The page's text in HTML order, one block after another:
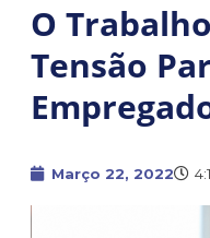
O
Tensão
Março 22, 2022